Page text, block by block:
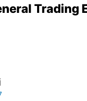
Trading